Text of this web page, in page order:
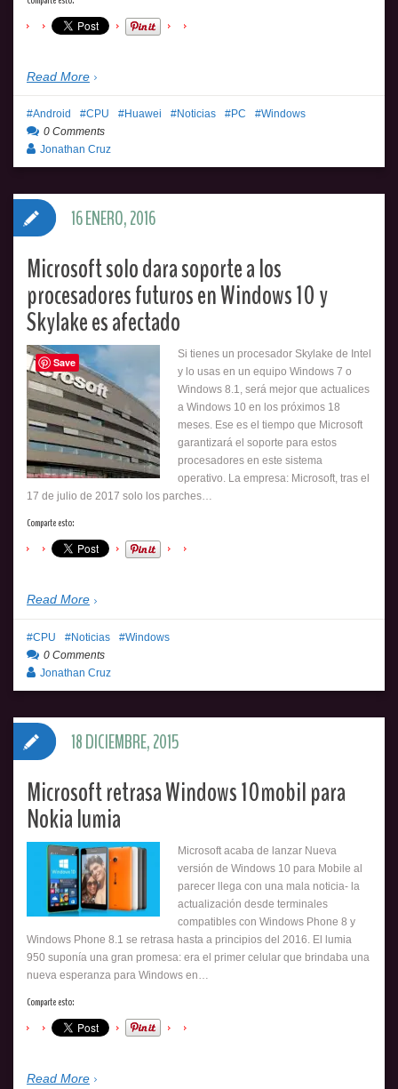
Read More
Android CPU Huawei Noticias PC
Windows
0 Comments
Jonathan Cruz
Microsoft solo dara soporte a los
procesadores futuros en Windows 10 y
Skylake es afectado
Si tienes un procesador Skylake de Intel
y lo usas en un equipo Windows 7 o
Windows 8.1, será mejor que actualices
a Windows 10 en los próximos 18
meses. Ese es el tiempo que Microsoft
garantizará el soporte para estos
procesadores en este sistema
operativo. La empresa: Microsoft, tras el
17 de julio de 2017 solo los parches…
Comparte esto:
Read More
16 ENERO, 2016
CPU Noticias
Windows
0 Comments
Jonathan Cruz
Microsoft retrasa Windows 10mobil para
Nokia lumia
Microsoft acaba de lanzar Nueva
versión de Windows 10 para Mobile al
parecer llega con una mala noticia- la
actualización desde terminales
compatibles con Windows Phone 8 y
Windows Phone 8.1 se retrasa hasta a principios del 2016. El lumia
950 suponía una gran promesa: era el primer celular que brindaba una
nueva esperanza para Windows en…
Comparte esto:
Read More
18 DICIEMBRE, 2015
Save